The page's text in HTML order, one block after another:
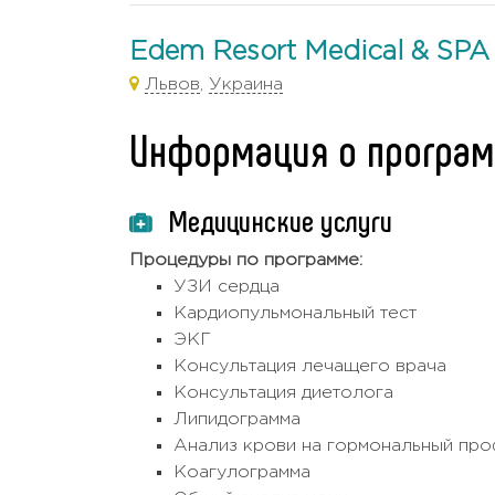
Edem Resort Medical & SPA
Львов Украина
Информация о
Медицинские услуги
Процедуры по программе:
УЗИ сердца
Кардиопульмональный тест
ЭКГ
Консультация лечащего врача
Консультация диетолога
Липидограмма
Анализ крови на гормональный
Коагулограмма